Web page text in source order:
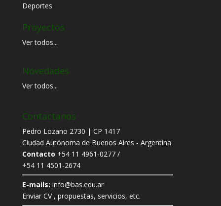
Deportes
Proyectos
Ver todos...
Novedades
Ver todos...
Contactanos
Pedro Lozano 2730 | CP 1417
Ciudad Autónoma de Buenos Aires - Argentina
Contacto +54 11 4961-0277 /
+54 11 4501-2674
E-mails: info@bas.edu.ar
Enviar CV , propuestas, servicios, etc.